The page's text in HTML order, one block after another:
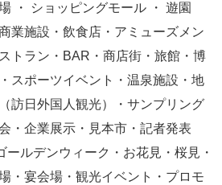
・ ショッピングモール ・ 遊園
業施設・飲食店・アミューズメン
トラン・BAR・商店街・旅館・博
スポーツイベント・温泉施設・地
訪日外国人観光）・サンプリング
・企業展示・見本市・記者発表
ルデンウィーク・お花見・桜見・
・宴会場・観光イベント・プロモ